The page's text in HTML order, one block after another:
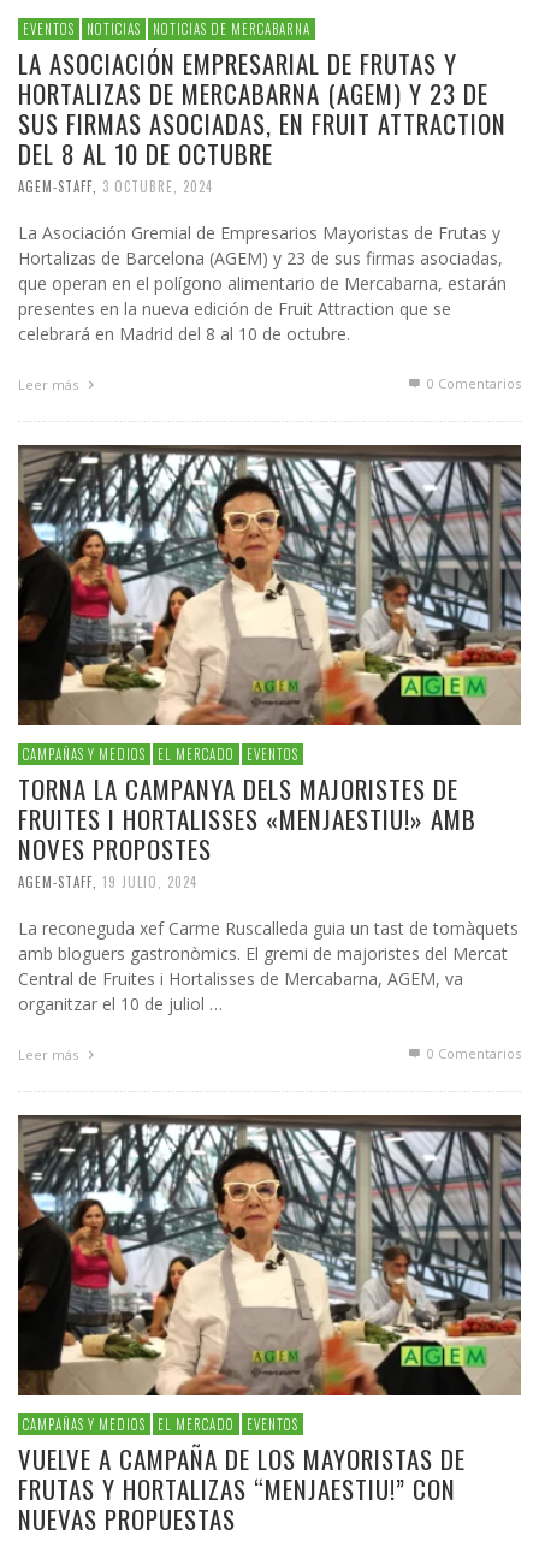
EVENTOS NOTICIAS NOTICIAS DE MERCABARNA
LA ASOCIACIÓN EMPRESARIAL DE FRUTAS Y
HORTALIZAS DE MERCABARNA (AGEM) Y 23 DE
SUS FIRMAS ASOCIADAS, EN FRUIT ATTRACTION
DEL 8 AL 10 DE OCTUBRE
AGEM-STAFF 3 OCTUBRE, 2024
La Asociación Gremial de Empresarios Mayoristas de Frutas y
Hortalizas de Barcelona (AGEM) y 23 de sus firmas asociadas,
que operan en el polígono alimentario de Mercabarna, estarán
presentes en la nueva edición de Fruit Attraction que se
celebrará en Madrid del 8 al 10 de octubre.
Leer más 0 Comentarios
CAMPAÑAS Y MEDIOS EL MERCADO EVENTOS
TORNA LA CAMPANYA DELS MAJORISTES DE
FRUITES I HORTALISSES «MENJAESTIU!» AMB
NOVES PROPOSTES
AGEM-STAFF 19 JULIO, 2024
La reconeguda xef Carme Ruscalleda guia un tast de tomàquets
amb bloguers gastronòmics. El gremi de majoristes del Mercat
Central de Fruites i Hortalisses de Mercabarna, AGEM, va
organitzar el 10 de juliol …
Leer más 0 Comentarios
CAMPAÑAS Y MEDIOS EL MERCADO EVENTOS
VUELVE A CAMPAÑA DE LOS MAYORISTAS DE
FRUTAS Y HORTALIZAS “MENJAESTIU!” CON
NUEVAS PROPUESTAS